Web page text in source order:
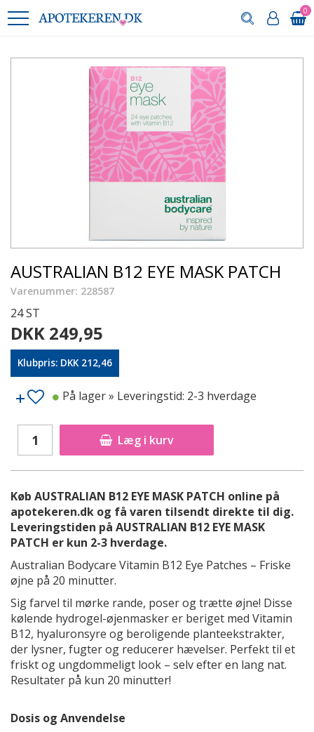
0
AUSTRALIAN B12 EYE MASK PATCH
Varenummer: 228587
24 ST
DKK 249,95
Klubpris: DKK 212,46
Læg i kurv
På lager» Leveringstid: 2-3 hverdage
Køb AUSTRALIAN B12 EYE MASK PATCH online på
apotekeren.dk og få varen tilsendt direkte til dig.
Leveringstiden på AUSTRALIAN B12 EYE MASK
PATCH er kun 2-3 hverdage.
Australian Bodycare Vitamin B12 Eye Patches – Friske
øjne på 20 minutter.
Sig farvel til mørke rande, poser og trætte øjne! Disse
kølende hydrogel-øjenmasker er beriget med Vitamin
B12, hyaluronsyre og beroligende planteekstrakter,
der lysner, fugter og reducerer hævelser. Perfekt til et
friskt og ungdommeligt look – selv efter en lang nat.
Resultater på kun 20 minutter!
Dosis og Anvendelse